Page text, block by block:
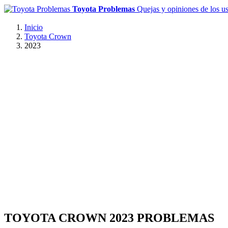
Toyota Problemas Quejas y opiniones de los
Inicio
Toyota Crown
2023
TOYOTA CROWN 2023 PROBLEMAS